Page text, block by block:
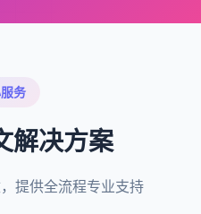
务
解决方案
提供全流程专业支持